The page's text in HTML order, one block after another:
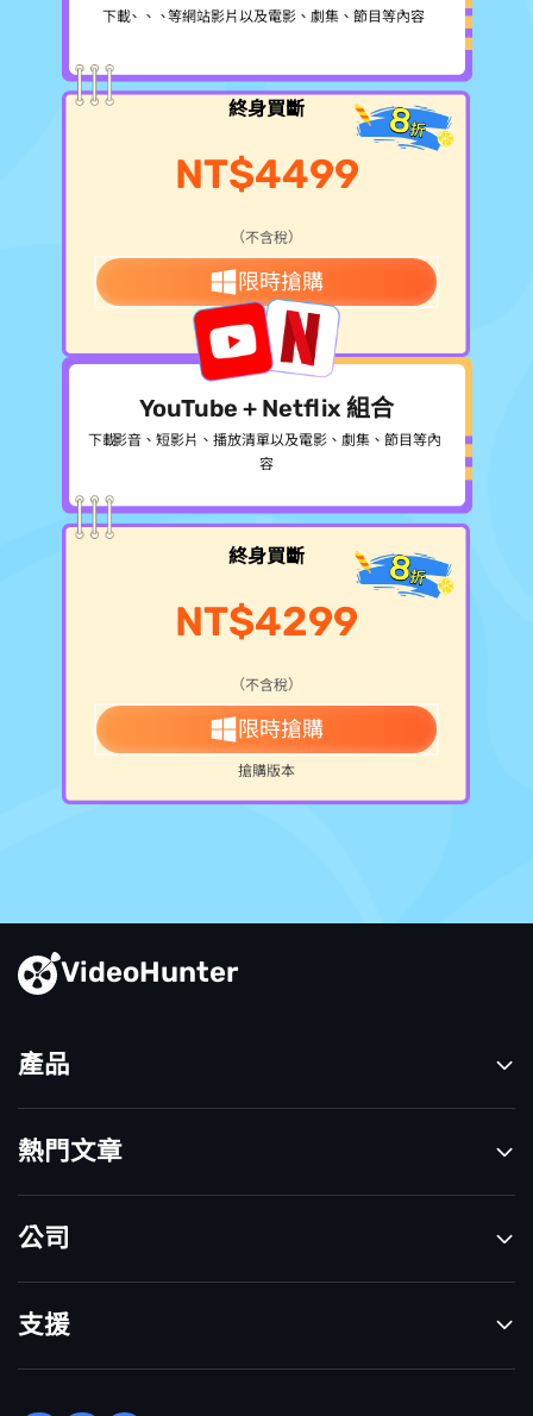
下載 YouTube、Facebook、Instagram、TikTok 等網站影片以及 Netflix 電影、劇集、節目等內容
終身買斷
NT$4499
（不含稅）
限時搶購
>> 搶購 Mac 版本
YouTube + Netflix 組合
下載 YouTube 影音、短影片、播放清單以及 Netflix 電影、劇集、節目等內
容
終身買斷
NT$4299
（不含稅）
限時搶購
>> 搶購 Mac 版本
VideoHunter
產品
熱門文章
公司
支援